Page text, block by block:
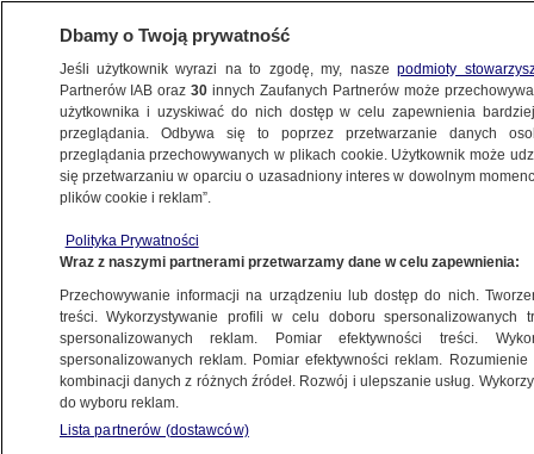
BIZNES
Z KRAJU
MSP
4.10.2012, 18:59
Udostępnij
Dbamy o Twoją prywatność
Jeśli użytkownik wyrazi na to zgodę, my, naszepodmioty
Partnerów IAB oraz30 innych Zaufanych Partnerów może
użytkownika i uzyskiwać do nich dostęp w celu zapewnienia
przeglądania. Odbywa się to poprzez przetwarzanie danych
przeglądania przechowywanych w plikach cookie. Użytkownik może
się przetwarzaniu w oparciu o uzasadniony interes w dowolnym
plików cookie i reklam”.
Polityka Prywatności
Wraz z naszymi partnerami przetwarzamy dane w celu zapewnienia:
Przechowywanie informacji na urządzeniu lub dostęp do nich.
treści. Wykorzystywanie profili w celu doboru spersonalizowanych
spersonalizowanych reklam. Pomiar efektywności treści.
spersonalizowanych reklam. Pomiar efektywności reklam.
kombinacji danych z różnych źródeł. Rozwój i ulepszanie usług.
do wyboru reklam.
Lista partnerów (dostawców)